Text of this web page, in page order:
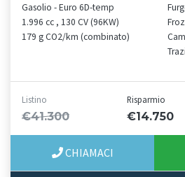
Gasolio - Euro 6D-temp
1.996 cc , 130 CV (96KW)
179 g CO2/km (combinato)
Listino
€41.300
Risparmio
€14.750
CHIAMACI